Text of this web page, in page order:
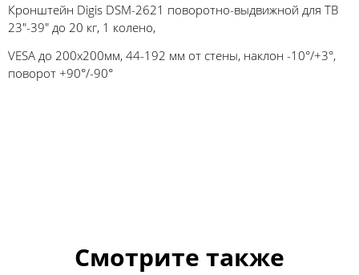
Кронштейн Digis DSM-2621 поворотно-выдвижной для ТВ
23"-39" до 20 кг, 1 колено,
VESA до 200x200мм, 44-192 мм от стены, наклон -10°/+3°,
поворот +90°/-90°
Смотрите также